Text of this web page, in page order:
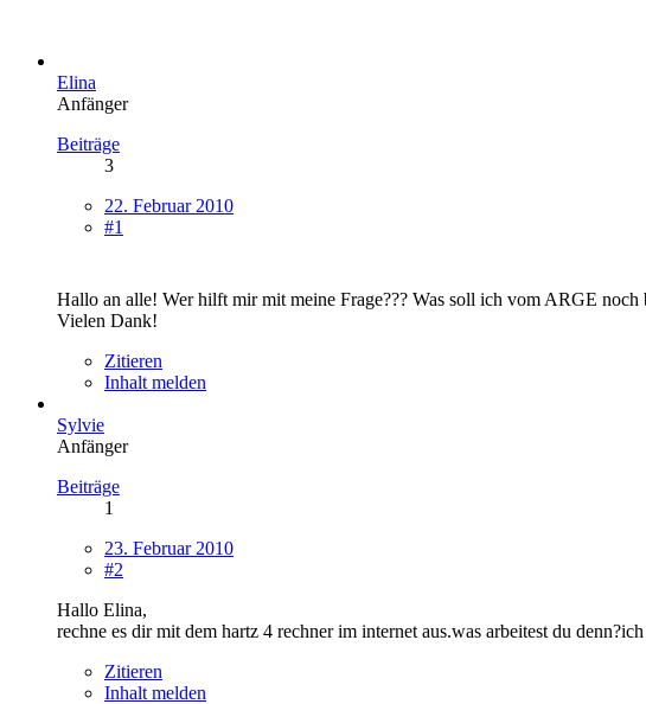
Elina
Anfänger
Beiträge
3
22. Februar 2010
#1
Hallo an alle! Wer hilft mir mit meine Frage??? Was soll ich vom ARGE
Vielen Dank!
Zitieren
Inhalt melden
Sylvie
Anfänger
Beiträge
1
23. Februar 2010
#2
Hallo Elina,
rechne es dir mit dem hartz 4 rechner im internet aus.was arbeitest du
Zitieren
Inhalt melden